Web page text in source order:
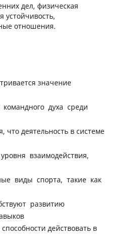
дел, физическая
устойчивость,
отношения.
значение
духа среди
что деятельность в системе
взаимодействия,
виды спорта, такие как
развитию
действовать в